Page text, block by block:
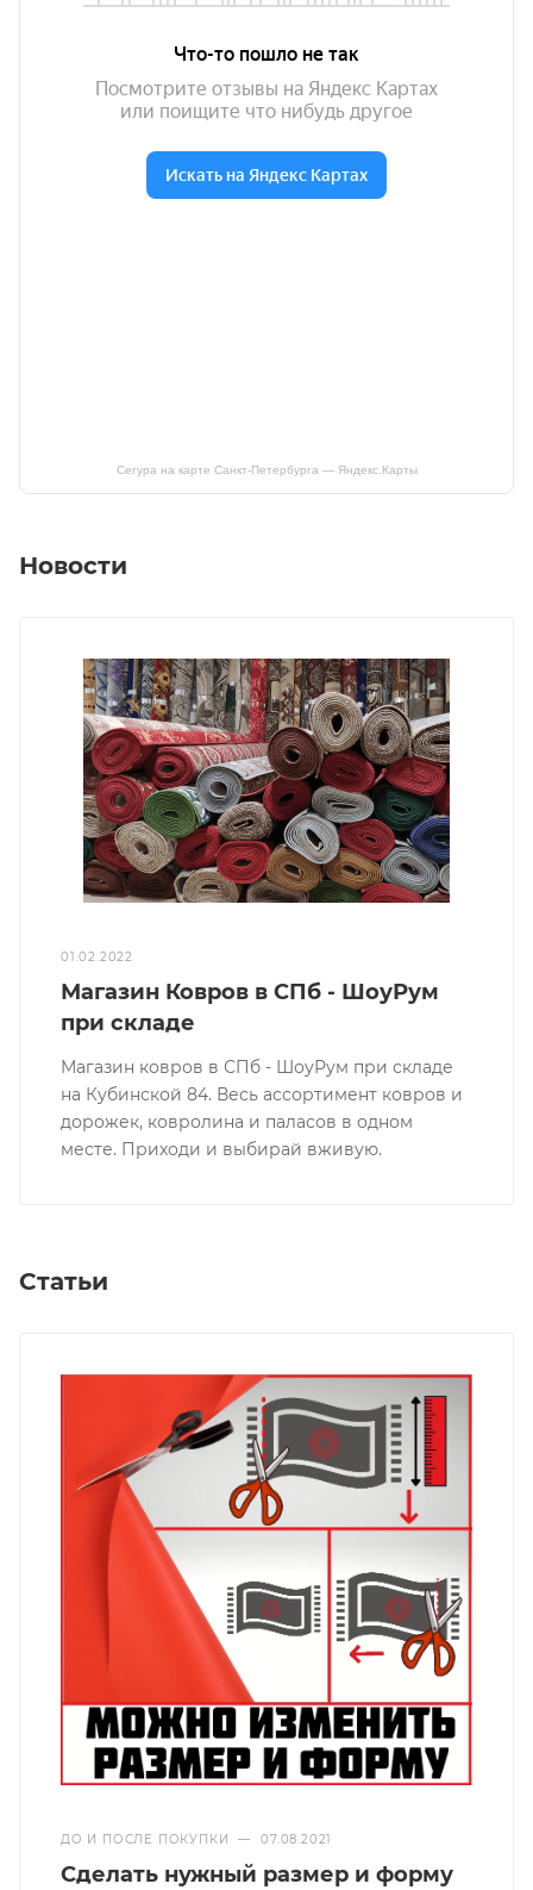
Сегура на карте Санкт‑Петербурга — Яндекс.Карты
Новости
01.02.2022
Магазин Ковров в СПб - ШоуРум
при складе
Магазин ковров в СПб - ШоуРум при складе
на Кубинской 84. Весь ассортимент ковров и
дорожек, ковролина и паласов в одном
месте. Приходи и выбирай вживую.
Статьи
ДО И ПОСЛЕ ПОКУПКИ — 07.08.2021
Сделать нужный размер и форму